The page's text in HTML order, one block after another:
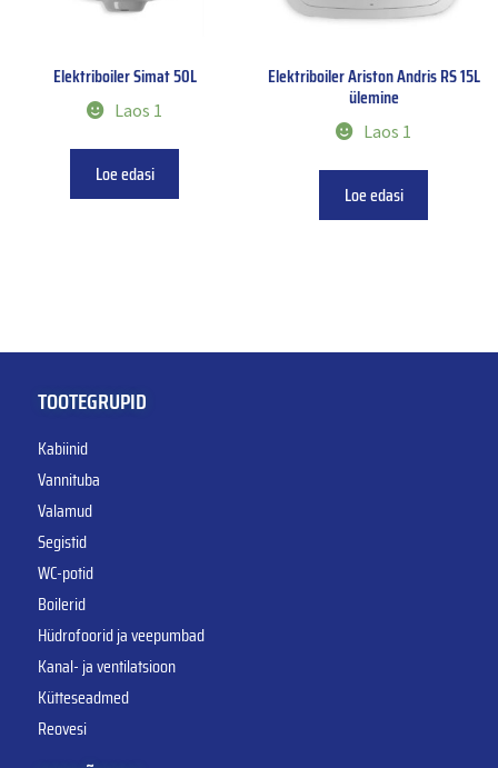
Elektriboiler Simat 50L
Laos 1
Loe edasi
Elektriboiler Ariston Andris RS 15L
ülemine
Laos 1
Loe edasi
TOOTEGRUPID
Kabiinid
Vannituba
Valamud
Segistid
WC-potid
Boilerid
Hüdrofoorid ja veepumbad
Kanal- ja ventilatsioon
Kütteseadmed
Reovesi